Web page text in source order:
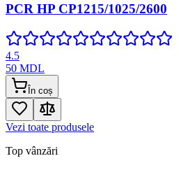
PCR HP CP1215/1025/2600
4.5
50 MDL
În coș
Vezi toate produsele
Top vânzări